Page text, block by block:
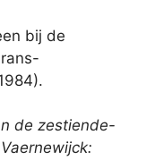
bij de
de zestiende-